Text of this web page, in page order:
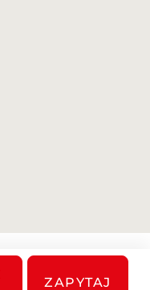
ZAPYTAJ